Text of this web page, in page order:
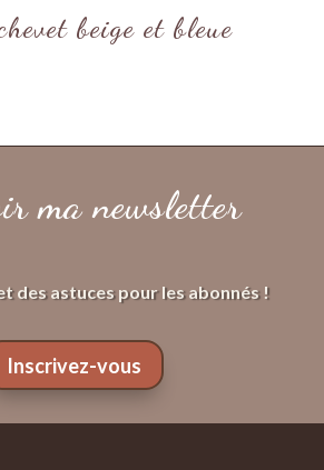
beige et bleue
ma newsletter
des astuces pour les abonnés !
Inscrivez-vous